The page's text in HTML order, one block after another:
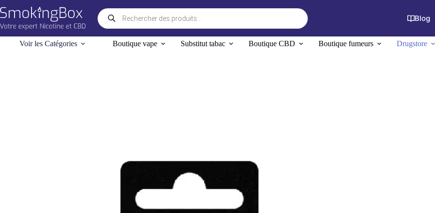
au
Recherche
de
produits
Blog
Voir les Catégories Boutique vape Substitut tabac Boutique CBD Boutique fumeurs Drugstore